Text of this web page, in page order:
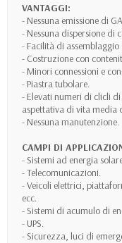
VANTAGGI:
- Nessuna emissione di
- Nessuna dispersione di
- Facilità di
- Costruzione con
- Minori connessioni e
- Piastra tubolare.
- Elevati numeri di clicli
aspettativa di vita media
- Nessuna manutenzione.
CAMPI DI
- Sistemi ad energia
- Telecomunicazioni.
- Veicoli elettrici,
ecc.
- Sistemi di acumulo di
- UPS.
- Sicurezza, luci di